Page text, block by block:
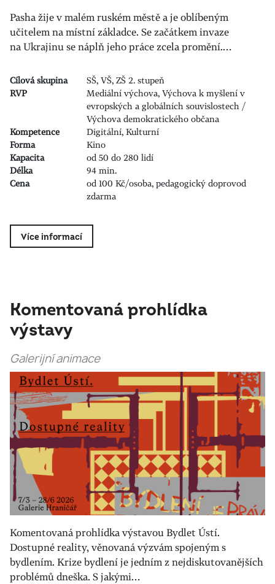
Pasha žije v malém ruském městě a je oblíbeným
učitelem na místní základce. Se začátkem invaze
na Ukrajinu se náplň jeho práce zcela promění.…
Cílová skupina
SŠ, VŠ, ZŠ 2. stupeň
RVP
Mediální výchova, Výchova k myšlení v
evropských a globálních souvislostech /
Výchova demokratického občana
Kompetence
Digitální, Kulturní
Forma
Kino
Kapacita
od 50 do 280 lidí
Délka
94 min.
Cena
od 100 Kč/osoba, pedagogický doprovod
zdarma
Více informací
Komentovaná prohlídka
výstavy
Galerijní animace
Komentovaná prohlídka výstavou Bydlet Ústí.
Dostupné reality, věnovaná výzvám spojeným s
bydlením. Krize bydlení je jedním z nejdiskutovanějších
problémů dneška. S jakými…